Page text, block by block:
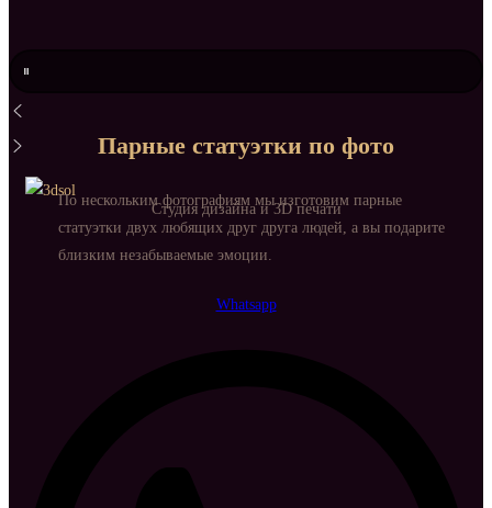
Студия дизайна и 3D печати
Парные статуэтки по фото
По нескольким фотографиям мы изготовим парные
статуэтки двух любящих друг друга людей, а вы подарите
близким незабываемые эмоции.
Whatsapp